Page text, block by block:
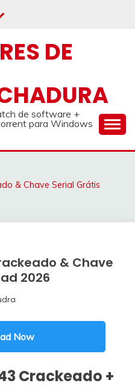
DE
de software +
para Windows
& Chave Serial Grátis
& Chave
2026
Now
Crackeado +